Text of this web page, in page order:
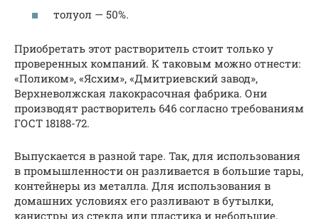
толуол — 50%.
Приобретать этот растворитель стоит только у
проверенных компаний. К таковым можно отнести:
«Поликом», «Ясхим», «Дмитриевский завод»,
Верхневолжская лакокрасочная фабрика. Они
производят растворитель 646 согласно требованиям
ГОСТ 18188-72.
Выпускается в разной таре. Так, для использования
в промышленности он разливается в большие тары,
контейнеры из металла. Для использования в
домашних условиях его разливают в бутылки,
канистры из стекла или пластика и небольшие,